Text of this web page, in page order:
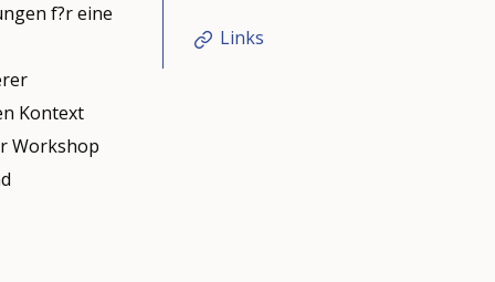
f?r eine
Kontext
Workshop
Links